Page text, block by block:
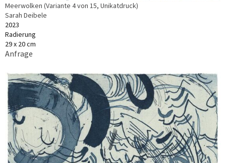
Meerwolken (Variante 4 von 15, Unikatdruck)
Sarah Deibele
2023
Radierung
29 x 20 cm
Anfrage